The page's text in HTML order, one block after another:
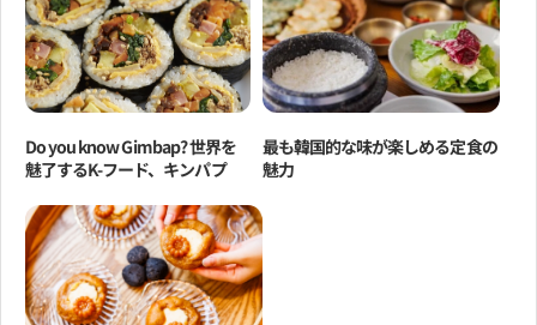
Do you know Gimbap? 世界を
魅了するK-フード、キンパプ
最も韓国的な味が楽しめる定食の
魅力